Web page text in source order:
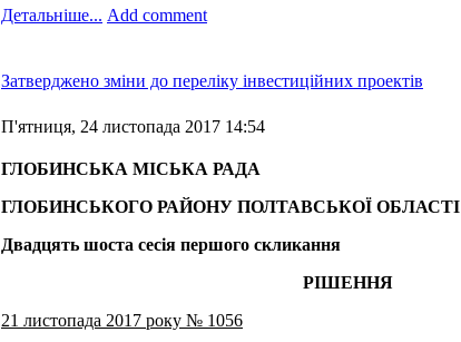
Детальніше... Add comment
Затверджено зміни до переліку інвестиційних проектів
П'ятниця, 24 листопада 2017 14:54
ГЛОБИНСЬКА МІСЬКА РАДА
ГЛОБИНСЬКОГО РАЙОНУ ПОЛТАВСЬКОЇ ОБЛАСТІ
Двадцять шоста сесія першого скликання
РІШЕННЯ
21 листопада 2017 року № 1056